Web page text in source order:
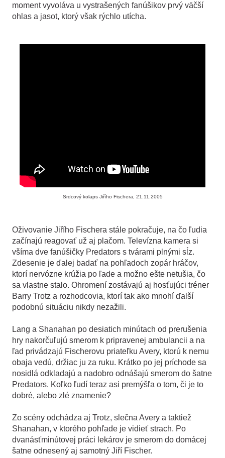
moment vyvoláva u vystrašených fanúšikov prvý väčší
ohlas a jasot, ktorý však rýchlo utícha.
Srdcový kolaps Jiřího Fischera, 21.11.2005
Oživovanie Jiřího Fischera stále pokračuje, na čo ľudia
začínajú reagovať už aj plačom. Televízna kamera si
všíma dve fanúšičky Predators s tvárami plnými sĺz.
Zdesenie je ďalej badať na pohľadoch zopár hráčov,
ktorí nervózne krúžia po ľade a možno ešte netušia, čo
sa vlastne stalo. Ohromení zostávajú aj hosťujúci tréner
Barry Trotz a rozhodcovia, ktorí tak ako mnohí ďalší
podobnú situáciu nikdy nezažili.
Lang a Shanahan po desiatich minútach od prerušenia
hry nakorčuľujú smerom k pripravenej ambulancii a na
ľad privádzajú Fischerovu priateľku Avery, ktorú k nemu
obaja vedú, držiac ju za ruku. Krátko po jej príchode sa
nosidlá odkladajú a nadobro odnášajú smerom do šatne
Predators. Koľko ľudí teraz asi premýšľa o tom, či je to
dobré, alebo zlé znamenie?
Zo scény odchádza aj Trotz, slečna Avery a taktiež
Shanahan, v ktorého pohľade je vidieť strach. Po
dvanásťminútovej práci lekárov je smerom do domácej
šatne odnesený aj samotný Jiří Fischer.